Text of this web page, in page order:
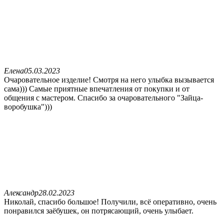
Елена05.03.2023
Очаровательное изделие! Смотря на него улыбка вызывается
сама))) Самые приятные впечатления от покупки и от
общения с мастером. Спасибо за очаровательного "Зайца-
воробушка")))
Александр28.02.2023
Николай, спасибо большое! Получили, всё оперативно, очень
понравился заёбушек, он потрясающий, очень улыбает.